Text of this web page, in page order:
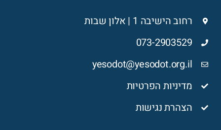
רחוב הישיבה 1 | אלון שבות
073-2903529
yesodot@yesodot.org.il
מדיניות הפרטיות
הצהרת נגישות